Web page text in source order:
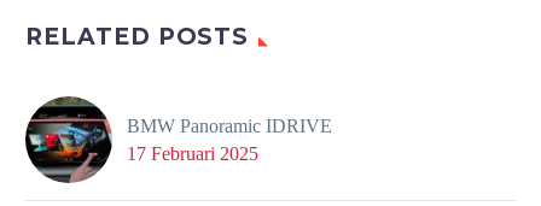
RELATED POSTS
BMW Panoramic IDRIVE
17 Februari 2025